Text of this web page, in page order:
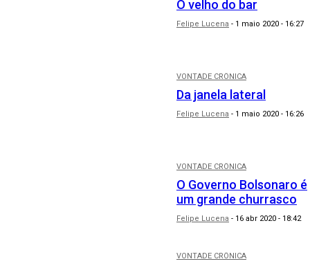
O velho do bar
Felipe Lucena - 1 maio 2020 - 16:27
VONTADE CRÔNICA
Da janela lateral
Felipe Lucena - 1 maio 2020 - 16:26
VONTADE CRÔNICA
O Governo Bolsonaro é
um grande churrasco
Felipe Lucena - 16 abr 2020 - 18:42
VONTADE CRÔNICA